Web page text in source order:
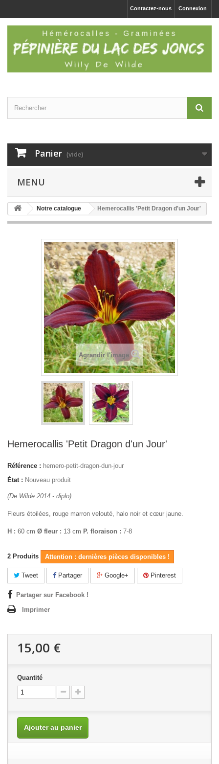
Connexion
Contactez-nous
Panier (vide)
MENU
Notre catalogue Hemerocallis 'Petit Dragon d'un Jour'
Agrandir l'image
Hemerocallis 'Petit Dragon d'un Jour'
Référence : hemero-petit-dragon-dun-jour
État : Nouveau produit
(De Wilde 2014 - diplo)
Fleurs étoilées, rouge marron velouté, halo noir et cœur jaune.
H : 60 cm Ø fleur : 13 cm P. floraison : 7-8
2 Produits Attention : dernières pièces disponibles !
Tweet Partager Google+ Pinterest
Partager sur Facebook !
Imprimer
15,00 €
Quantité
Ajouter au panier